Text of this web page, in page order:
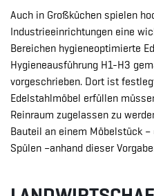
Auch in Großküchen spielen
Industrieeinrichtungen eine
Bereichen hygieneoptimierte
Hygieneausführung H1-H3
vorgeschrieben. Dort ist
Edelstahlmöbel erfüllen
Reinraum zugelassen zu
Bauteil an einem Möbelstück –
Spülen –anhand dieser